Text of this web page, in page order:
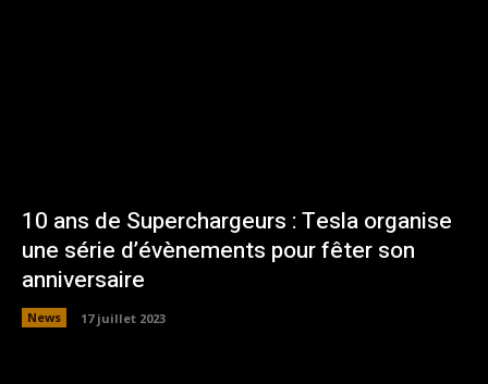
10 ans de Superchargeurs : Tesla organise
une série d’évènements pour fêter son
anniversaire
News 17 juillet 2023